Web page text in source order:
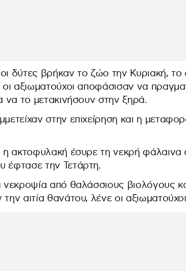
δύτες βρήκαν το ζώο την Κυριακή,
οι αξιωματούχοι αποφάσισαν να
να το μετακινήσουν στην ξηρά.
στην επιχείρηση και η
η ακτοφυλακή έσυρε τη νεκρή φάλαινα
έφτασε την Τετάρτη.
νεκροψία από θαλάσσιους βιολόγους
αιτία θανάτου, λένε οι